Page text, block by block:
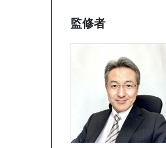
監修者